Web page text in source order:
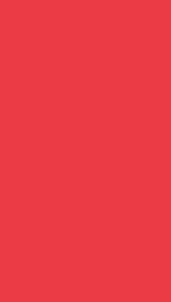
de
de